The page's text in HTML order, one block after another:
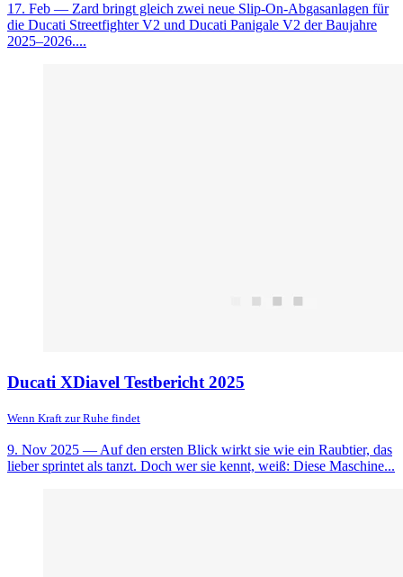
17. Feb — Zard bringt gleich zwei neue Slip-On-Abgasanlagen für
die Ducati Streetfighter V2 und Ducati Panigale V2 der Baujahre
2025–2026....
Ducati XDiavel Testbericht 2025
Wenn Kraft zur Ruhe findet
9. Nov 2025 — Auf den ersten Blick wirkt sie wie ein Raubtier, das
lieber sprintet als tanzt. Doch wer sie kennt, weiß: Diese Maschine...